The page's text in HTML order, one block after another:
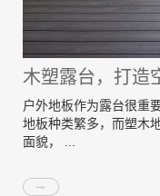
木塑露台，打造
户外地板作为露台很重
地板种类繁多，而塑木
面貌， ...